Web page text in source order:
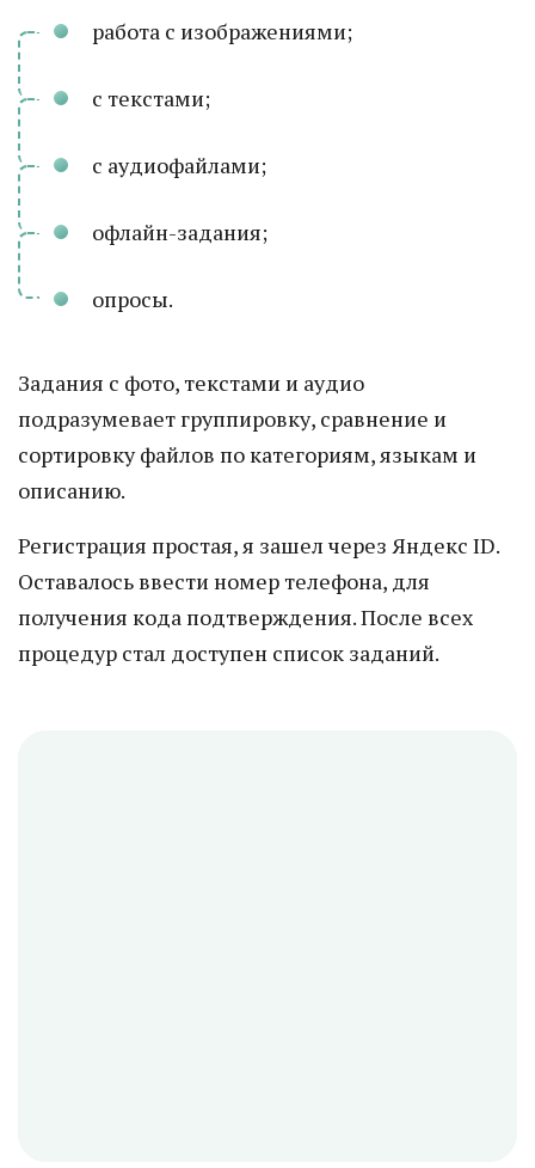
работа с изображениями;
с текстами;
с аудиофайлами;
офлайн-задания;
опросы.
Задания с фото, текстами и аудио
подразумевает группировку, сравнение и
сортировку файлов по категориям, языкам и
описанию.
Регистрация простая, я зашел через Яндекс ID.
Оставалось ввести номер телефона, для
получения кода подтверждения. После всех
процедур стал доступен список заданий.